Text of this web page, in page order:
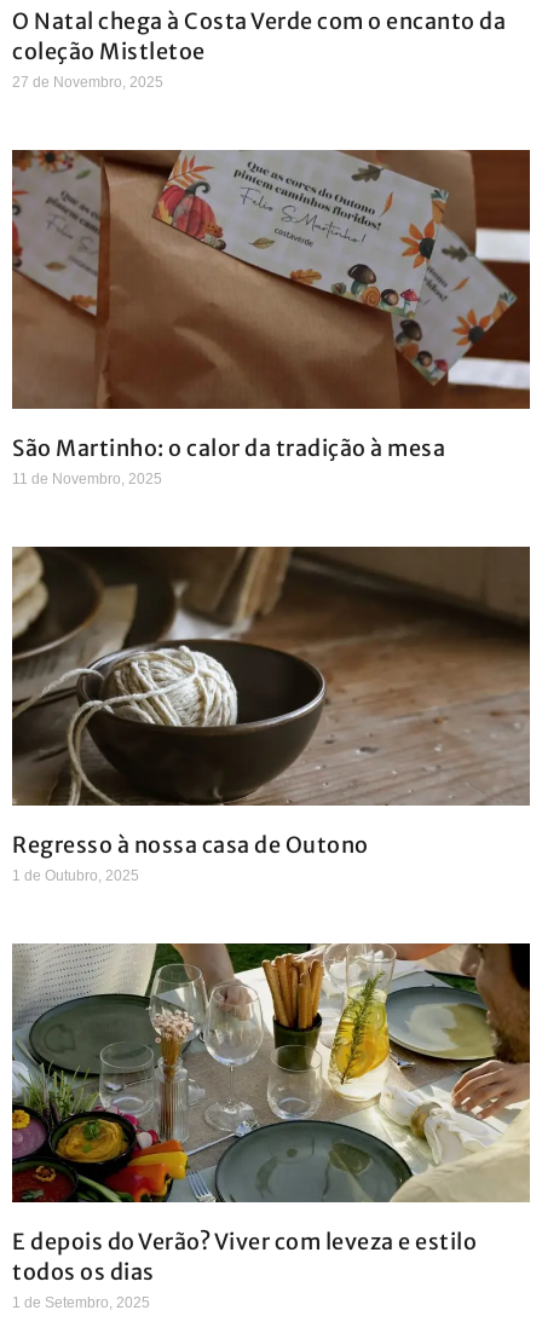
O Natal chega à Costa Verde com o encanto da
coleção Mistletoe
27 de Novembro, 2025
São Martinho: o calor da tradição à mesa
11 de Novembro, 2025
Regresso à nossa casa de Outono
1 de Outubro, 2025
E depois do Verão? Viver com leveza e estilo
todos os dias
1 de Setembro, 2025